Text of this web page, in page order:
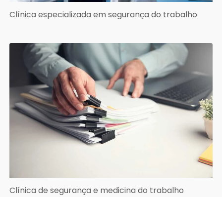
Clínica especializada em segurança do trabalho
Clínica de segurança e medicina do trabalho